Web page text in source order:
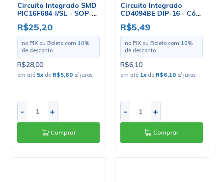
Circuito Integrado SMD
PIC16F684-I/SL - SOP-
14 - Microchip
R$25,20
no PIX ou Boleto com 10%
de desconto
R$28,00
em até 5x de R$5,60 s/ juros
- +
Comprar
Circuito Integrado
CD4094BE DIP-16 - Cód.
Loja 1403 - Texas
R$5,49
no PIX ou Boleto com 10%
de desconto
R$6,10
em até 1x de R$6,10 s/ juros
- +
Comprar